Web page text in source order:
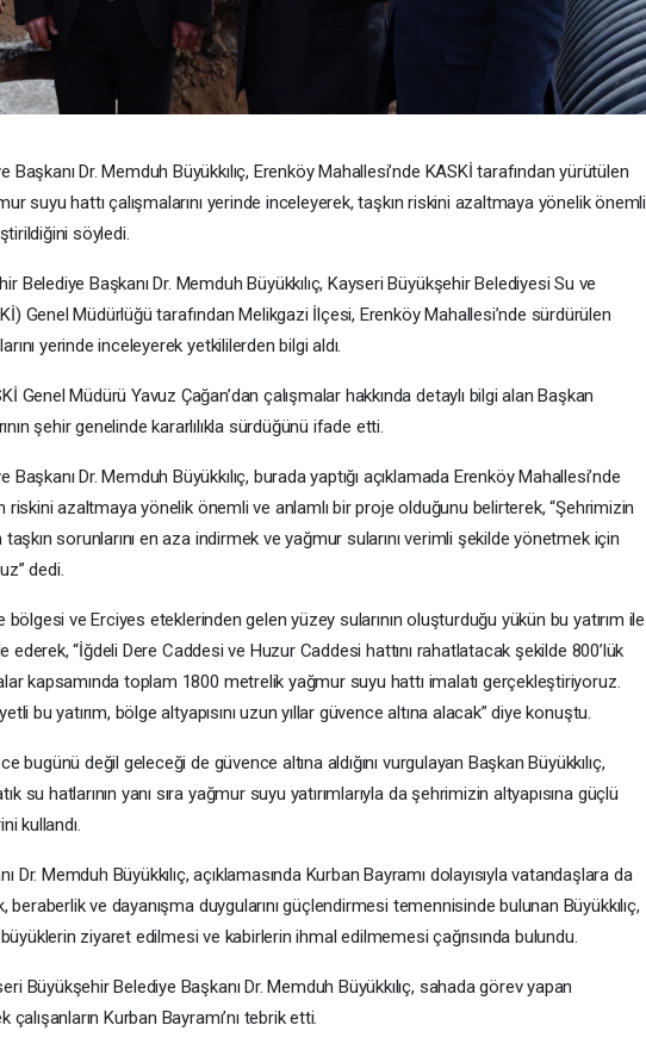
Başkanı Dr. Memduh Büyükkılıç, Erenköy Mahallesi’nde KASKİ tarafından yürütülen
suyu hattı çalışmalarını yerinde inceleyerek, taşkın riskini azaltmaya yönelik önemli
söyledi.
Belediye Başkanı Dr. Memduh Büyükkılıç, Kayseri Büyükşehir Belediyesi Su ve
Genel Müdürlüğü tarafından Melikgazi İlçesi, Erenköy Mahallesi’nde sürdürülen
yerinde inceleyerek yetkililerden bilgi aldı.
Genel Müdürü Yavuz Çağan’dan çalışmalar hakkında detaylı bilgi alan Başkan
şehir genelinde kararlılıkla sürdüğünü ifade etti.
Dr. Memduh Büyükkılıç, burada yaptığı açıklamada Erenköy Mahallesi’nde
riskini azaltmaya yönelik önemli ve anlamlı bir proje olduğunu belirterek, “Şehrimizin
sorunlarını en aza indirmek ve yağmur sularını verimli şekilde yönetmek için
dedi.
bölgesi ve Erciyes eteklerinden gelen yüzey sularının oluşturduğu yükün bu yatırım ile
ederek, “İğdeli Dere Caddesi ve Huzur Caddesi hattını rahatlatacak şekilde 800’lük
kapsamında toplam 1800 metrelik yağmur suyu hattı imalatı gerçekleştiriyoruz.
bu yatırım, bölge altyapısını uzun yıllar güvence altına alacak” diye konuştu.
bugünü değil geleceği de güvence altına aldığını vurgulayan Başkan Büyükkılıç,
su hatlarının yanı sıra yağmur suyu yatırımlarıyla da şehrimizin altyapısına güçlü
kullandı.
Dr. Memduh Büyükkılıç, açıklamasında Kurban Bayramı dolayısıyla vatandaşlara da
beraberlik ve dayanışma duygularını güçlendirmesi temennisinde bulunan Büyükkılıç,
ziyaret edilmesi ve kabirlerin ihmal edilmemesi çağrısında bulundu.
Büyükşehir Belediye Başkanı Dr. Memduh Büyükkılıç, sahada görev yapan
Kurban Bayramı’nı tebrik etti.